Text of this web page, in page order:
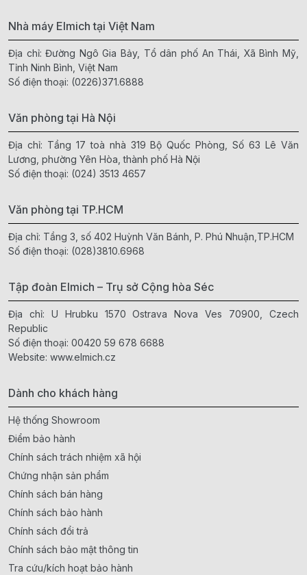
Nhà máy Elmich tại Việt Nam
Địa chỉ: Đường Ngô Gia Bảy, Tổ dân phố An Thái, Xã Bình Mỹ,
Tỉnh Ninh Bình, Việt Nam
Số điện thoại: (0226)371.6888
Văn phòng tại Hà Nội
Địa chỉ: Tầng 17 toà nhà 319 Bộ Quốc Phòng, Số 63 Lê Văn
Lương, phường Yên Hòa, thành phố Hà Nội
Số điện thoại: (024) 3513 4657
Văn phòng tại TP.HCM
Địa chỉ: Tầng 3, số 402 Huỳnh Văn Bánh, P. Phú Nhuận,TP.HCM
Số điện thoại: (028)3810.6968
Tập đoàn Elmich – Trụ sở Cộng hòa Séc
Địa chỉ: U Hrubku 1570 Ostrava Nova Ves 70900, Czech
Republic
Số điện thoại: 00420 59 678 6688
Website: www.elmich.cz
Dành cho khách hàng
Hệ thống Showroom
Điểm bảo hành
Chính sách trách nhiệm xã hội
Chứng nhận sản phẩm
Chính sách bán hàng
Chính sách bảo hành
Chính sách đổi trả
Chính sách bảo mật thông tin
Tra cứu/kích hoạt bảo hành